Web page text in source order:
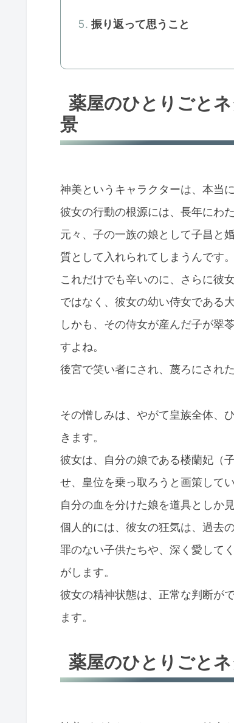
振り返って思うこと
薬屋のひとりごと
景
神美というキャラクターは、本当
彼女の行動の根源には、長年にわ
元々、子の一族の娘として子昌と
質として入れられてしまうんです。
これだけでも辛いのに、さらに彼
ではなく、彼女の幼い侍女である
しかも、その侍女が産んだ子が翠
すよね。
後宮で笑い者にされ、蔑ろにされ
その憎しみは、やがて皇族全体、
きます。
彼女は、自分の娘である楼蘭妃（
せ、皇位を乗っ取ろうと画策してい
自分の血を分けた娘を道具としか
個人的には、彼女の狂気は、過去
罪のない子供たちや、深く愛して
がします。
彼女の精神状態は、正常な判断が
ます。
薬屋のひとりごと